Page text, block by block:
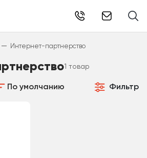
— Интернет-партнерство
1 товар
По умолчанию Фильтр